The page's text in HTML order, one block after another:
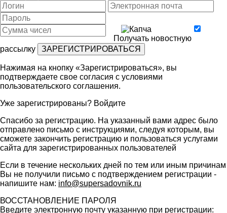
Получать новостную
рассылку
Нажимая на кнопку «Зарегистрироваться», вы
подтверждаете свое согласия с условиями
пользовательского соглашения.
Уже зарегистрированы? Войдите
Спасибо за регистрацию. На указанный вами адрес было
отправлено письмо с инструкциями, следуя которым, вы
сможете закончить регистрацию и пользоваться услугами
сайта для зарегистрированных пользователей
Если в течение нескольких дней по тем или иным причинам
Вы не получили письмо с подтверждением регистрации -
напишите нам: info@supersadovnik.ru
ВОССТАНОВЛЕНИЕ ПАРОЛЯ
Введите электронную почту указанную при регистрации: